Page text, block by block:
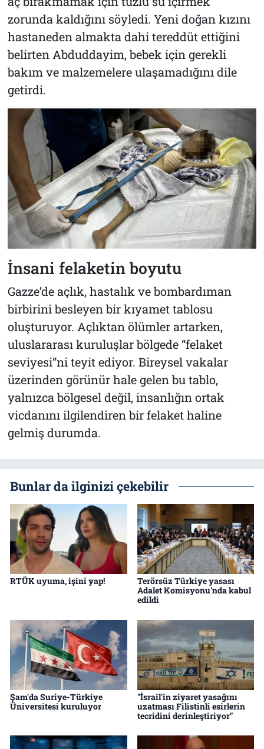
zorunda kaldığını söyledi. Yeni doğan kızını
hastaneden almakta dahi tereddüt ettiğini
belirten Abduddayim, bebek için gerekli
bakım ve malzemelere ulaşamadığını dile
getirdi.
İnsani felaketin boyutu
Gazze’de açlık, hastalık ve bombardıman
birbirini besleyen bir kıyamet tablosu
oluşturuyor. Açlıktan ölümler artarken,
uluslararası kuruluşlar bölgede “felaket
seviyesi”ni teyit ediyor. Bireysel vakalar
üzerinden görünür hale gelen bu tablo,
yalnızca bölgesel değil, insanlığın ortak
vicdanını ilgilendiren bir felaket haline
gelmiş durumda.
Bunlar da ilginizi çekebilir
RTÜK uyuma, işini yap!
Terörsüz Türkiye yasası
Adalet Komisyonu'nda kabul
edildi
Şam'da Suriye-Türkiye
Üniversitesi kuruluyor
"İsrail'in ziyaret yasağını
uzatması Filistinli esirlerin
tecridini derinleştiriyor"